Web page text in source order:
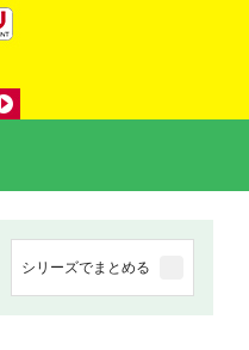
シリーズでまとめる